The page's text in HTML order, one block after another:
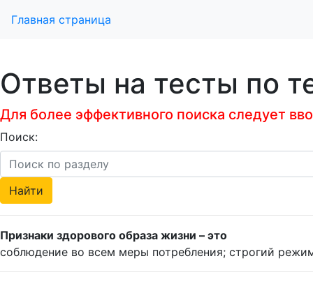
Главная страница
Ответы на тесты по
Для более эффективного поиска следует
Поиск:
Признаки здорового образа жизни – это
соблюдение во всем меры потребления; строгий